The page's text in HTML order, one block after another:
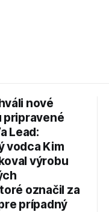
nové
pripravené
Lead:
vodca Kim
výrobu
označil za
prípadný